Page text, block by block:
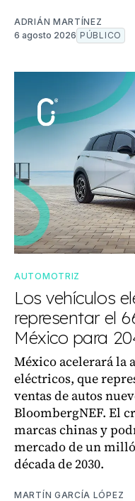
ADRIÁN MARTÍNEZ
6 agosto 2026 PÚBLICO
AUTOMOTRIZ
Los vehículos
representar el
México para
México acelerará la
eléctricos, que
ventas de autos
BloombergNEF. El
marcas chinas y
mercado de un
década de 2030.
MARTÍN GARCÍA LÓPEZ